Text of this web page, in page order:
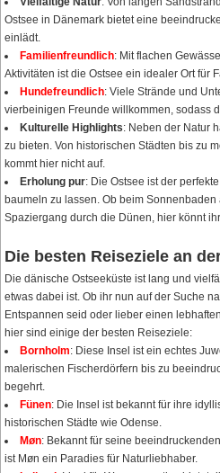
Ostsee in Dänemark bietet eine
einlädt.
Familienfreundlich: Mit flachen
Aktivitäten ist die Ostsee ein idealer Ort für
Hundefreundlich: Viele Strände und
vierbeinigen Freunde willkommen, sodass
Kulturelle Highlights: Neben der Natur
zu bieten. Von historischen Städten bis zu
kommt hier nicht auf.
Erholung pur: Die Ostsee ist der
baumeln zu lassen. Ob beim
Spaziergang durch die Dünen, hier könnt
Die besten Reiseziele an
Die dänische Ostseeküste ist lang und
etwas dabei ist. Ob ihr nun auf der Suche
Entspannen seid oder lieber einen
hier sind einige der besten Reiseziele:
Bornholm: Diese Insel ist ein echtes
malerischen Fischerdörfern bis zu
begehrt.
Fünen: Die Insel ist bekannt für ihre
historischen Städte wie Odense.
Møn: Bekannt für seine
ist Møn ein Paradies für Naturliebhaber.